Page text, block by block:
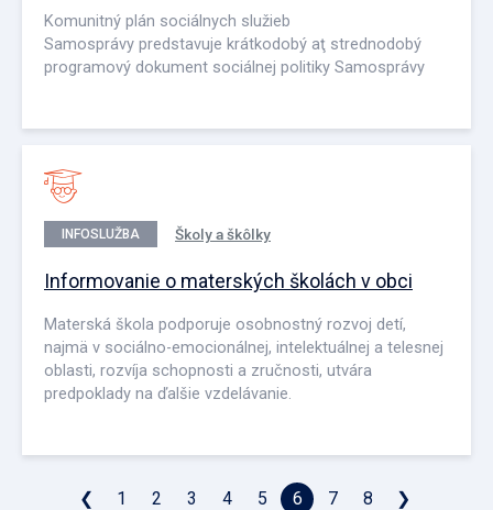
Komunitný plán sociálnych služieb
Samosprávy predstavuje krátkodobý aţ strednodobý
programový dokument sociálnej politiky Samosprávy
INFOSLUŽBA Školy a škôlky
Informovanie o materských školách v obci
Materská škola podporuje osobnostný rozvoj detí,
najmä v sociálno-emocionálnej, intelektuálnej a telesnej
oblasti, rozvíja schopnosti a zručnosti, utvára
predpoklady na ďalšie vzdelávanie.
❮ 1 2 3 4 5 6 7 8 ❯